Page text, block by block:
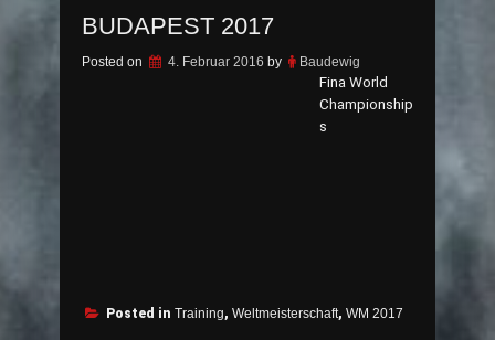
BUDAPEST 2017
Posted on 4. Februar 2016 by Baudewig
Fina World
Championship
s
Posted in Training, Weltmeisterschaft, WM 2017